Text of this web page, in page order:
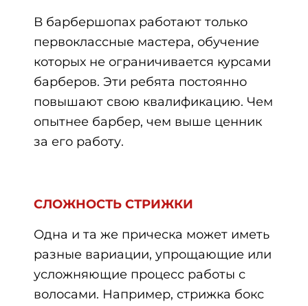
В барбершопах работают только
первоклассные мастера, обучение
которых не ограничивается курсами
барберов. Эти ребята постоянно
повышают свою квалификацию. Чем
опытнее барбер, чем выше ценник
за его работу.
СЛОЖНОСТЬ СТРИЖКИ
Одна и та же прическа может иметь
разные вариации, упрощающие или
усложняющие процесс работы с
волосами. Например, стрижка бокс